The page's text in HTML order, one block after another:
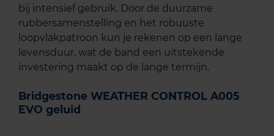
bij intensief gebruik. Door de duurzame
rubbersamenstelling en het robuuste
loopvlakpatroon kun je rekenen op een lange
levensduur, wat de band een uitstekende
investering maakt op de lange termijn.
Bridgestone WEATHER CONTROL A005
EVO geluid